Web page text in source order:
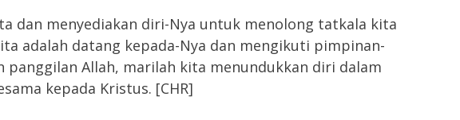
dan menyediakan diri-Nya untuk menolong tatkala kita
adalah datang kepada-Nya dan mengikuti pimpinan-
panggilan Allah, marilah kita menundukkan diri dalam
kepada Kristus. [CHR]